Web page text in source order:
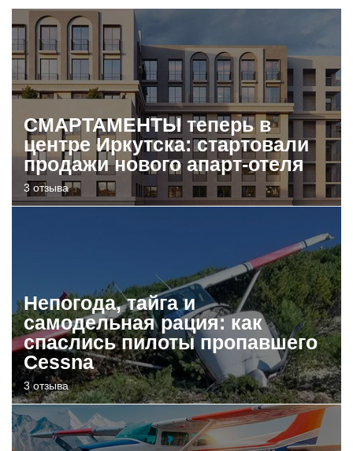
СМАРТАМЕНТЫ теперь в
центре Иркутска: стартовали
продажи нового апарт-отеля
3 отзыва
Непогода, тайга и
самодельная рация: как
спаслись пилоты пропавшего
Cessna
3 отзыва